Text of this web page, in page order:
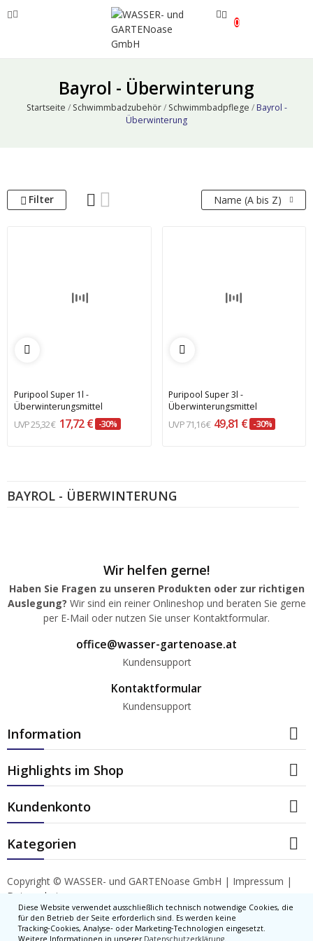
0
Bayrol - Überwinterung
Startseite Schwimmbadzubehör Schwimmbadpflege
Bayrol -
Überwinterung
BAYROL - ÜBERWINTERUNG
Filter Name (A bis Z)
Puripool Super 1l -
Überwinterungsmittel
25,32 € 17,72 € -30%
Puripool Super 3l -
Überwinterungsmittel
71,16 € 49,81 € -30%
Wir helfen gerne!
Haben Sie Fragen zu unseren Produkten oder zur richtigen
Auslegung? Wir sind ein reiner Onlineshop und beraten Sie gerne
per E-Mail oder nutzen Sie unser Kontaktformular.
office@wasser-gartenoase.at
Kundensupport
Kontaktformular
Kundensupport
Information 
Highlights im Shop 
Kundenkonto 
Kategorien 
Copyright © WASSER- und GARTENoase GmbH | Impressum |
Datenschutz
Diese Website verwendet ausschließlich technisch notwendige Cookies, die
für den Betrieb der Seite erforderlich sind. Es werden keine
Tracking‑Cookies, Analyse‑ oder Marketing‑Technologien eingesetzt.
Weitere Informationen in unserer Datenschutzerklärung